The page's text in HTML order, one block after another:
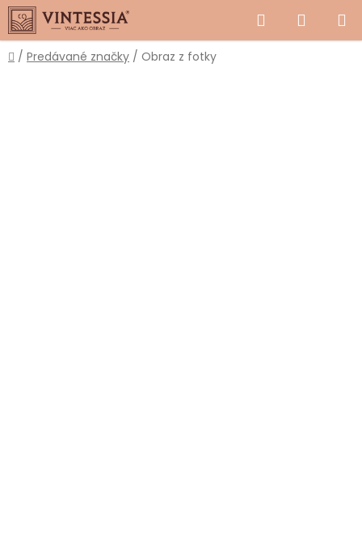
Prejsť
na
obsah
Hľadať
KOŠÍK
Domov
/ Predávané značky / Obraz z fotky